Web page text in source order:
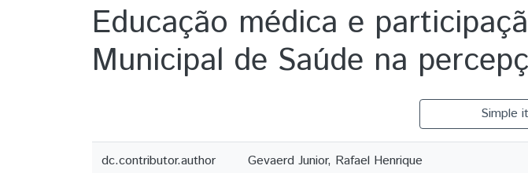
Educação médica e
Municipal de Saúde na
Simple
dc.contributor.author Gevaerd Junior, Rafael Henrique